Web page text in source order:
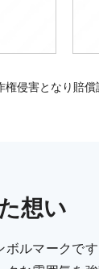
侵害となり賠償
想い
ルマークで